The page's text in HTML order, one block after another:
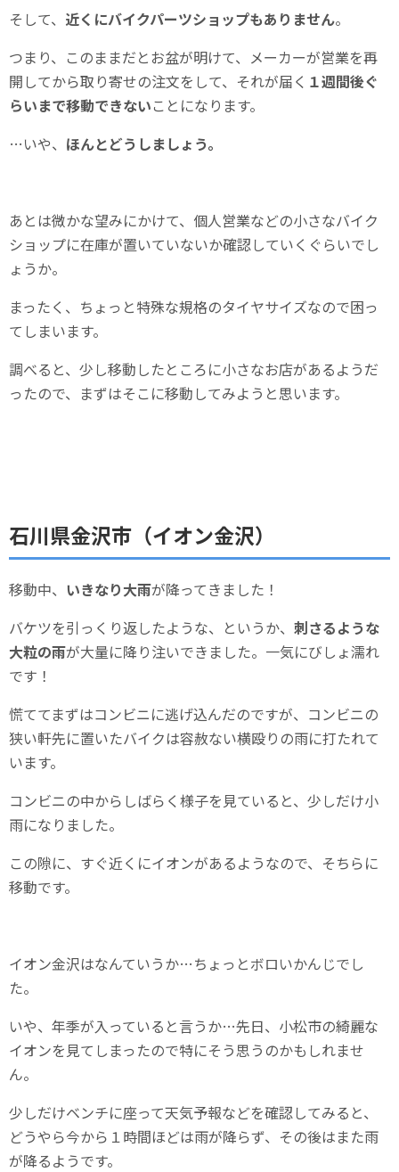
そして、 近くにバイクパーツショップもありません。
つまり、このままだとお盆が明けて、メーカーが営業を再
開してから取り寄せの注文をして、それが届く １週間後ぐ
らいまで移動できないことになります。
…いや、 ほんとどうしましょう。
あとは微かな望みにかけて、個人営業などの小さなバイク
ショップに在庫が置いていないか確認していくぐらいでし
ょうか。
まったく、ちょっと特殊な規格のタイヤサイズなので困っ
てしまいます。
調べると、少し移動したところに小さなお店があるようだ
ったので、まずはそこに移動してみようと思います。
石川県金沢市（イオン金沢）
移動中、 いきなり大雨が降ってきました！
バケツを引っくり返したような、というか、 刺さるような
大粒の雨が大量に降り注いできました。一気にびしょ濡れ
です！
慌ててまずはコンビニに逃げ込んだのですが、コンビニの
狭い軒先に置いたバイクは容赦ない横殴りの雨に打たれて
います。
コンビニの中からしばらく様子を見ていると、少しだけ小
雨になりました。
この隙に、すぐ近くにイオンがあるようなので、そちらに
移動です。
イオン金沢はなんていうか…ちょっとボロいかんじでし
た。
いや、年季が入っていると言うか…先日、小松市の綺麗な
イオンを見てしまったので特にそう思うのかもしれませ
ん。
少しだけベンチに座って天気予報などを確認してみると、
どうやら今から１時間ほどは雨が降らず、その後はまた雨
が降るようです。